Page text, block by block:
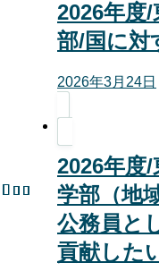
2026年度
部/国に対
2026年3月24日
2026年度
学部（地
公務員と
貢献した